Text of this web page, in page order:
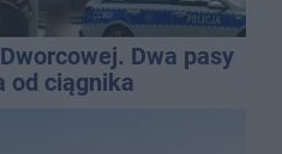
Dwa pasy
od ciągnika